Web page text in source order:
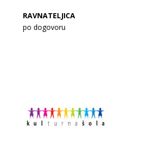
RAVNATELJICA
po dogovoru